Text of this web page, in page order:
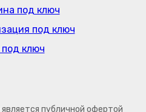
под ключ
под ключ
под ключ
публичной офертой